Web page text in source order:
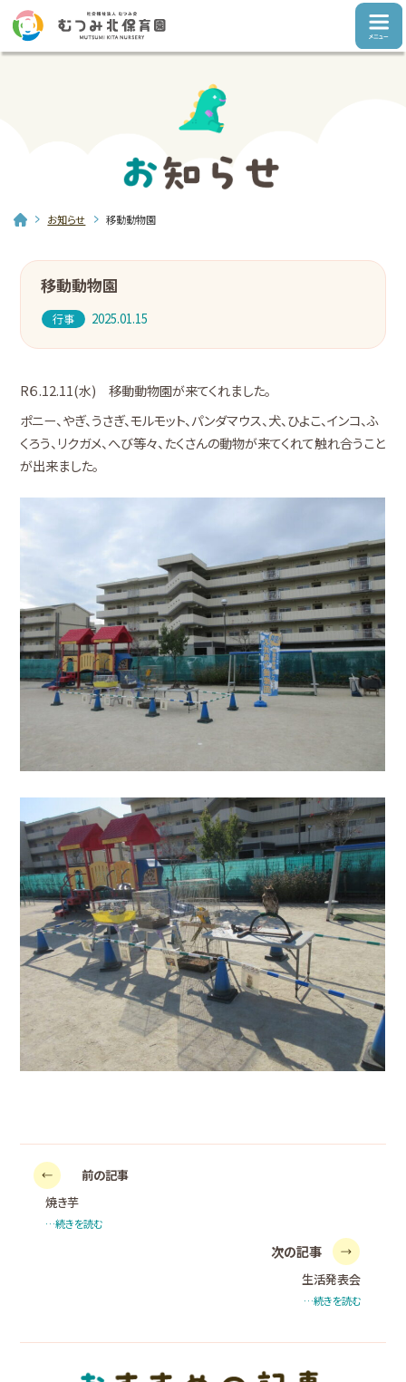
お知らせ 移動動物園
移動動物園
行事 2025.01.15
R６.12.11(水) 移動動物園が来てくれました。
ポニー、やぎ、うさぎ、モルモット、パンダマウス、犬、ひよこ、インコ、ふ
くろう、リクガメ、へび等々、たくさんの動物が来てくれて触れ合うこと
が出来ました。
前の記事
焼き芋
…続きを読む
次の記事
生活発表会
…続きを読む